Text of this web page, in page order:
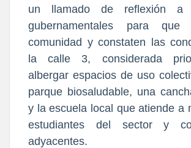
un llamado de reflexión a
gubernamentales para
comunidad y constaten las
la calle 3, considerada
albergar espacios de uso
parque biosaludable, una
y la escuela local que atiende a
estudiantes del sector y
adyacentes.